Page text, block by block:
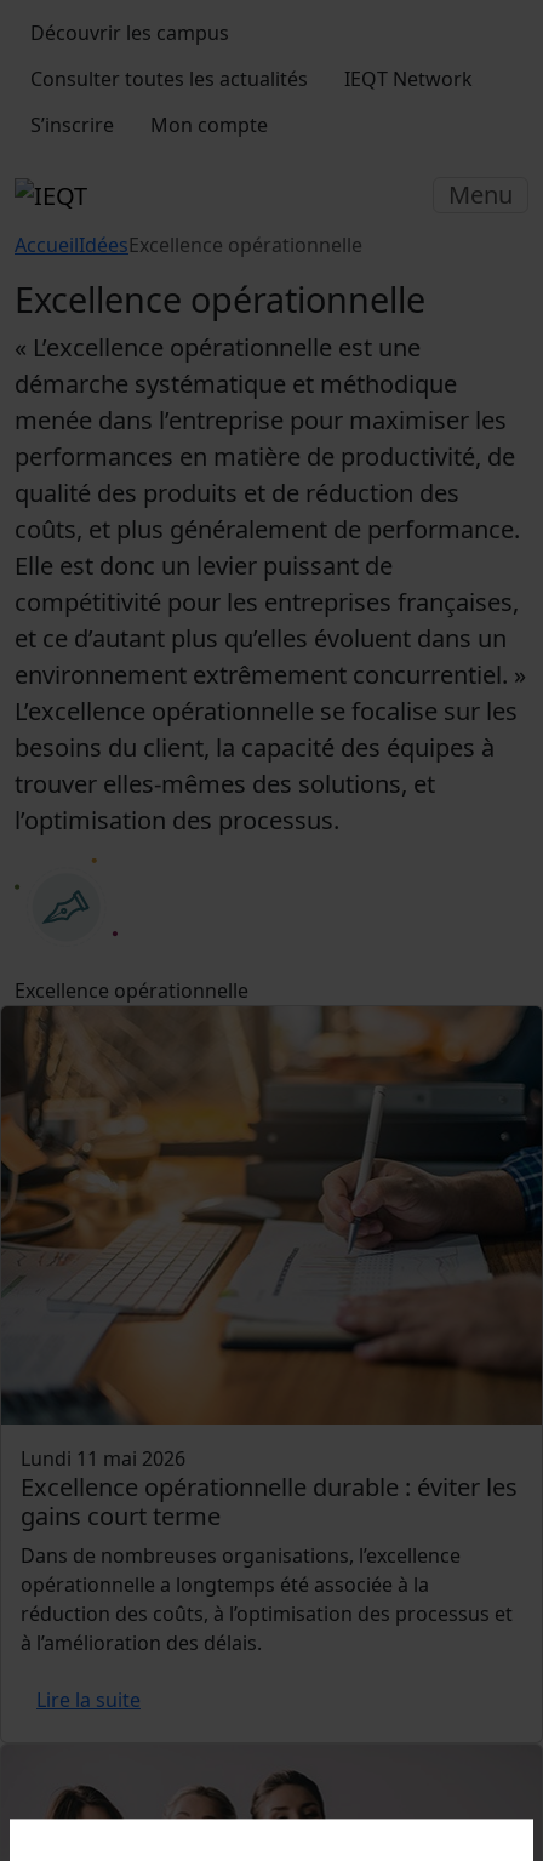
Découvrir les campus
Consulter toutes les actualités
IEQT Network
S’inscrire
Mon compte
Menu
AccueilIdéesExcellence opérationnelle
Excellence opérationnelle
« L’excellence opérationnelle est une
démarche systématique et méthodique
menée dans l’entreprise pour maximiser les
performances en matière de productivité, de
qualité des produits et de réduction des
coûts, et plus généralement de performance.
Elle est donc un levier puissant de
compétitivité pour les entreprises françaises,
et ce d’autant plus qu’elles évoluent dans un
environnement extrêmement concurrentiel. »
L’excellence opérationnelle se focalise sur les
besoins du client, la capacité des équipes à
trouver elles-mêmes des solutions, et
l’optimisation des processus.
Excellence opérationnelle
Lundi 11 mai 2026
Excellence opérationnelle durable : éviter les
gains court terme
Dans de nombreuses organisations, l’excellence
opérationnelle a longtemps été associée à la
réduction des coûts, à l’optimisation des processus et
à l’amélioration des délais.
Lire la suite